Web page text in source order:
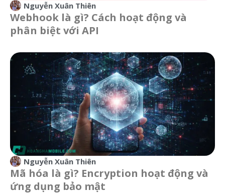
Nguyễn Xuân Thiên
Webhook là gì? Cách hoạt động và
phân biệt với API
Nguyễn Xuân Thiên
Mã hóa là gì? Encryption hoạt động và
ứng dụng bảo mật